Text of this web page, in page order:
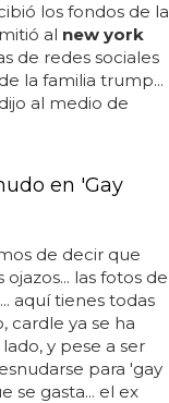
los fondos de la
al new york
de redes sociales
la familia trump...
al medio de
en 'Gay
de decir que
las fotos de
aquí tienes todas
cardle ya se ha
y pese a ser
para 'gay
se gasta... el ex